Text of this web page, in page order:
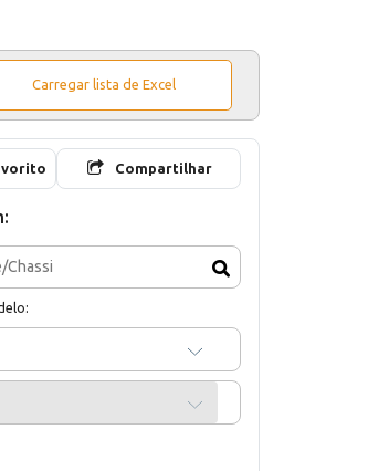
Carregar lista de Excel
Compartilhar